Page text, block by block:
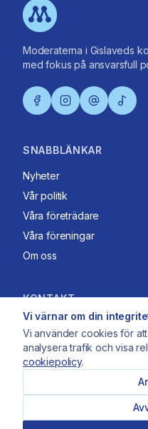
Vi värnar om din
Vi använder cookies för
analysera trafik och visa
cookiepolicy.
Moderaterna i Gislaveds
med fokus på ansvarsfull
SNABBLÄNKAR
Nyheter
Vår politik
Våra företrädare
Våra föreningar
Om oss
KONTAKT
Köpmangatan 1B, 332
info@moderatgvd.se
© 2026 Moderaterna i